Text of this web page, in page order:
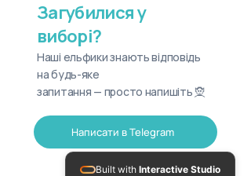
Загубилися у
виборі?
Наші ельфики знають відповідь
на будь-яке
запитання — просто напишіть 🧝
Написати в Telegram
Built with Interactive Studio